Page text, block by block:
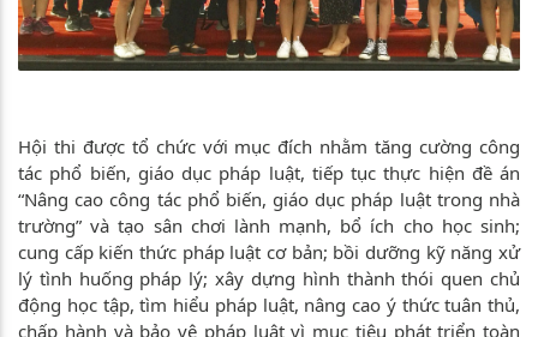
Hội thi được tổ chức với mục đích nhằm tăng cường công
tác phổ biến, giáo dục pháp luật, tiếp tục thực hiện đề án
“Nâng cao công tác phổ biến, giáo dục pháp luật trong nhà
trường” và tạo sân chơi lành mạnh, bổ ích cho học sinh;
cung cấp kiến thức pháp luật cơ bản; bồi dưỡng kỹ năng xử
lý tình huống pháp lý; xây dựng hình thành thói quen chủ
động học tập, tìm hiểu pháp luật, nâng cao ý thức tuân thủ,
chấp hành và bảo vệ pháp luật vì mục tiêu phát triển toàn